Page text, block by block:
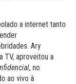
a internet tanto
Ary
TV, aproveitou a
, no
ao vivo à